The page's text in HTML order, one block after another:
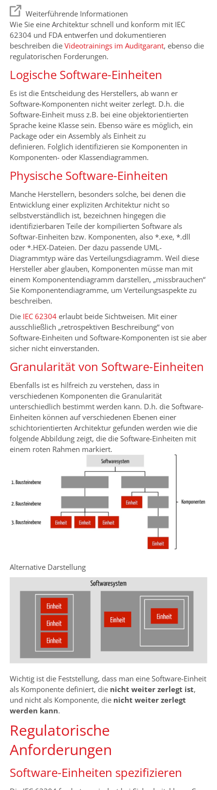
Weiterführende Informationen
Wie Sie eine Architektur schnell und konform mit IEC
62304 und FDA entwerfen und dokumentieren
beschreiben die Videotrainings im Auditgarant, ebenso die
regulatorischen Forderungen.
Logische Software-Einheiten
Es ist die Entscheidung des Herstellers, ab wann er
Software-Komponenten nicht weiter zerlegt. D.h. die
Software-Einheit muss z.B. bei eine objektorientierten
Sprache keine Klasse sein. Ebenso wäre es möglich, ein
Package oder ein Assembly als Einheit zu
definieren. Folglich identifizieren sie Komponenten in
Komponenten- oder Klassendiagrammen.
Physische Software-Einheiten
Manche Herstellern, besonders solche, bei denen die
Entwicklung einer expliziten Architektur nicht so
selbstverständlich ist, bezeichnen hingegen die
identifizierbaren Teile der kompilierten Software als
Softwar-Einheiten bzw. Komponenten, also *.exe, *.dll
oder *.HEX-Dateien. Der dazu passende UML-
Diagrammtyp wäre das Verteilungsdiagramm. Weil diese
Hersteller aber glauben, Komponenten müsse man mit
einem Komponentendiagramm darstellen, „missbrauchen“
Sie Komponentendiagramme, um Verteilungsaspekte zu
beschreiben.
Die IEC 62304 erlaubt beide Sichtweisen. Mit einer
ausschließlich „retrospektiven Beschreibung“ von
Software-Einheiten und Software-Komponenten ist sie aber
sicher nicht einverstanden.
Granularität von Software-Einheiten
Ebenfalls ist es hilfreich zu verstehen, dass in
verschiedenen Komponenten die Granularität
unterschiedlich bestimmt werden kann. D.h. die Software-
Einheiten können auf verschiedenen Ebenen einer
schichtorientierten Architektur gefunden werden wie die
folgende Abbildung zeigt, die die Software-Einheiten mit
einem roten Rahmen markiert.
Alternative Darstellung
Wichtig ist die Feststellung, dass man eine Software-Einheit
als Komponente definiert, die nicht weiter zerlegt ist,
und nicht als Komponente, die nicht weiter zerlegt
werden kann.
Regulatorische
Anforderungen
Software-Einheiten spezifizieren